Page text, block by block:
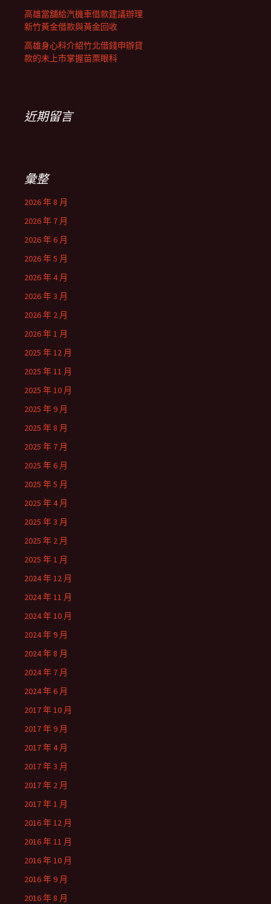
高雄當舖給汽機車借款建議辦理
新竹黃金借款與黃金回收
高雄身心科介紹竹北借錢申辦貸
款的未上市掌握苗栗眼科
近期留言
彙整
2026 年 8 月
2026 年 7 月
2026 年 6 月
2026 年 5 月
2026 年 4 月
2026 年 3 月
2026 年 2 月
2026 年 1 月
2025 年 12 月
2025 年 11 月
2025 年 10 月
2025 年 9 月
2025 年 8 月
2025 年 7 月
2025 年 6 月
2025 年 5 月
2025 年 4 月
2025 年 3 月
2025 年 2 月
2025 年 1 月
2024 年 12 月
2024 年 11 月
2024 年 10 月
2024 年 9 月
2024 年 8 月
2024 年 7 月
2024 年 6 月
2017 年 10 月
2017 年 9 月
2017 年 4 月
2017 年 3 月
2017 年 2 月
2017 年 1 月
2016 年 12 月
2016 年 11 月
2016 年 10 月
2016 年 9 月
2016 年 8 月